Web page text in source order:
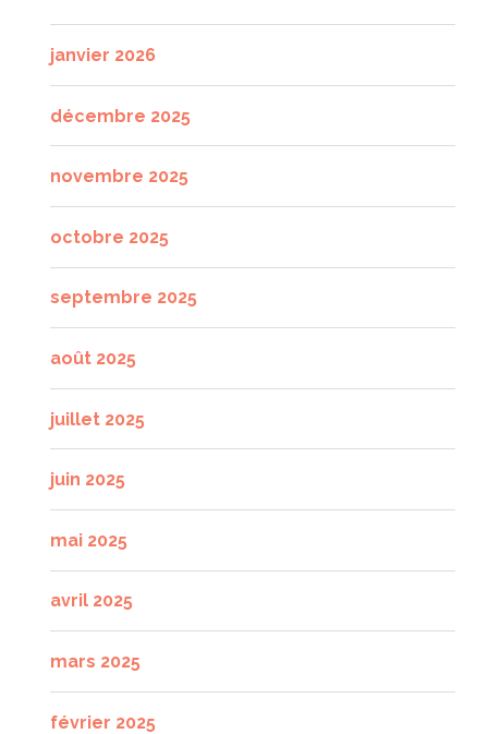
janvier 2026
décembre 2025
novembre 2025
octobre 2025
septembre 2025
août 2025
juillet 2025
juin 2025
mai 2025
avril 2025
mars 2025
février 2025